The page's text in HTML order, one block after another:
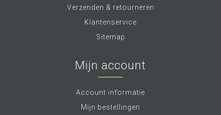
Verzenden & retourneren
Klantenservice
Sitemap
Mijn account
Account informatie
Mijn bestellingen